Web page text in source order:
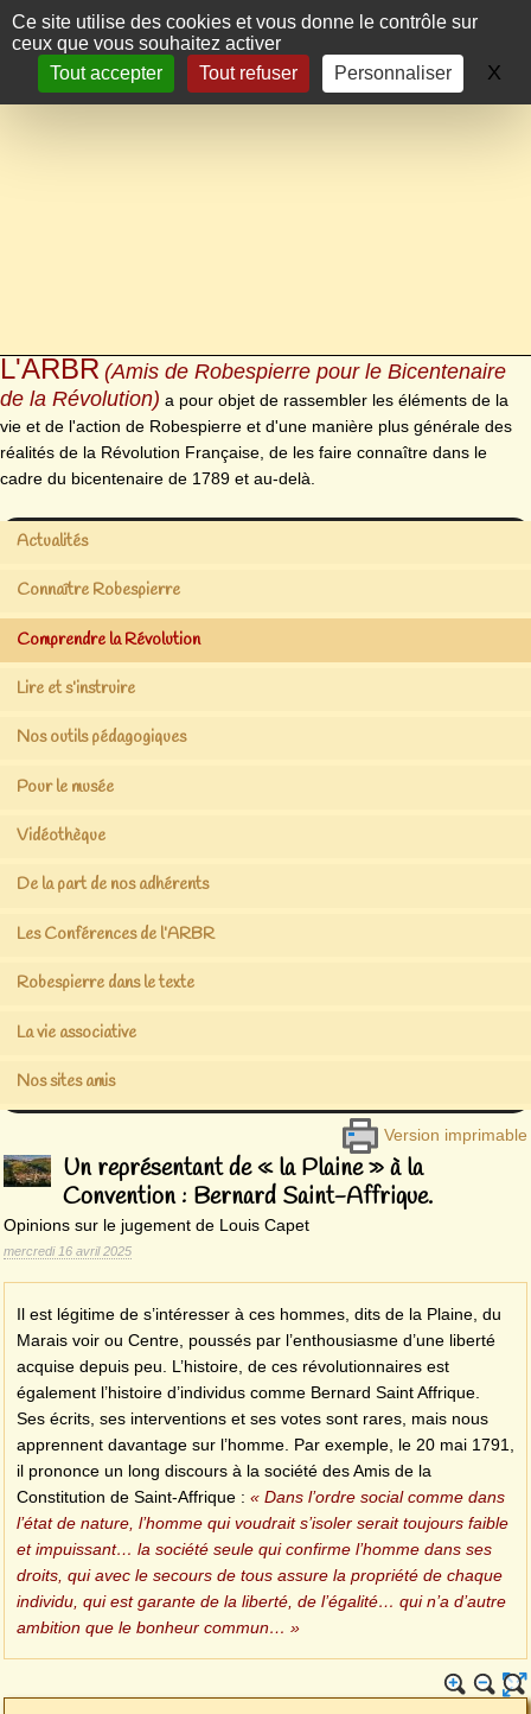
Panneau de gestion des cookies
Ce site utilise des cookies et vous donne le contrôle sur
ceux que vous souhaitez activer
Tout accepter
Tout refuser Personnaliser X
L'ARBR (Amis de Robespierre pour le Bicentenaire
de la Révolution) a pour objet de rassembler les éléments de la
vie et de l'action de Robespierre et d'une manière plus générale des
réalités de la Révolution Française, de les faire connaître dans le
cadre du bicentenaire de 1789 et au-delà.
Actualités
Connaître Robespierre
Comprendre la Révolution
Lire et s’instruire
Nos outils pédagogiques
Pour le musée
Vidéothèque
De la part de nos adhérents
Les Conférences de l’ARBR
Robespierre dans le texte
La vie associative
Nos sites amis
Version imprimable
Un représentant de « la Plaine » à la
Convention : Bernard Saint-Affrique.
Opinions sur le jugement de Louis Capet
mercredi 16 avril 2025
Il est légitime de s’intéresser à ces hommes, dits de la Plaine, du
Marais voir ou Centre, poussés par l’enthousiasme d’une liberté
acquise depuis peu. L’histoire, de ces révolutionnaires est
également l’histoire d’individus comme Bernard Saint Affrique.
Ses écrits, ses interventions et ses votes sont rares, mais nous
apprennent davantage sur l’homme. Par exemple, le 20 mai 1791,
il prononce un long discours à la société des Amis de la
Constitution de Saint-Affrique : « Dans l’ordre social comme dans
l’état de nature, l’homme qui voudrait s’isoler serait toujours faible
et impuissant… la société seule qui confirme l’homme dans ses
droits, qui avec le secours de tous assure la propriété de chaque
individu, qui est garante de la liberté, de l’égalité… qui n’a d’autre
ambition que le bonheur commun… »